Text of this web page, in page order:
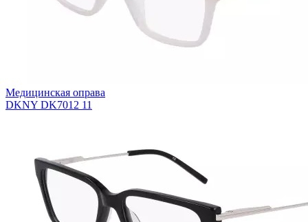
Медицинская оправа
DKNY DK7012 11